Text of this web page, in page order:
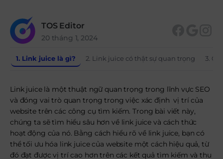
TOS Editor
20 tháng 1, 2024
1. Link juice là gì? 2. Link juice có thật sự quan trọng 3.
Link juice là một thuật ngữ quan trọng trong lĩnh vực SEO
và đóng vai trò quan trọng trong việc xác định vị trí của
website trên các công cụ tìm kiếm. Trong bài viết này,
chúng ta sẽ tìm hiểu sâu hơn về link juice và cách thức
hoạt động của nó. Bằng cách hiểu rõ về link juice, bạn có
thể tối ưu hóa link juice của website một cách hiệu quả, từ
đó đạt được vị trí cao hơn trên các kết quả tìm kiếm và thu